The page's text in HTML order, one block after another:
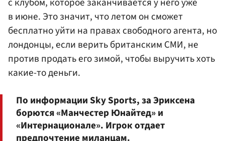
в июне. Это значит, что летом он сможет
бесплатно уйти на правах свободного агента, но
лондонцы, если верить британским СМИ, не
против продать его зимой, чтобы выручить хоть
какие-то деньги.
По информации Sky Sports, за Эриксена
борются «Манчестер Юнайтед» и
«Интернационале». Игрок отдает
предпочтение миланцам.